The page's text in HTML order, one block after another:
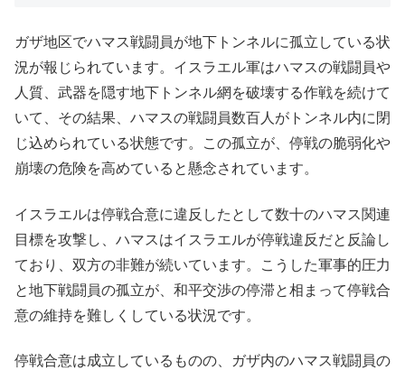
ガザ地区でハマス戦闘員が地下トンネルに孤立している状
況が報じられています。イスラエル軍はハマスの戦闘員や
人質、武器を隠す地下トンネル網を破壊する作戦を続けて
いて、その結果、ハマスの戦闘員数百人がトンネル内に閉
じ込められている状態です。この孤立が、停戦の脆弱化や
崩壊の危険を高めていると懸念されています。
イスラエルは停戦合意に違反したとして数十のハマス関連
目標を攻撃し、ハマスはイスラエルが停戦違反だと反論し
ており、双方の非難が続いています。こうした軍事的圧力
と地下戦闘員の孤立が、和平交渉の停滞と相まって停戦合
意の維持を難しくしている状況です。
停戦合意は成立しているものの、ガザ内のハマス戦闘員の